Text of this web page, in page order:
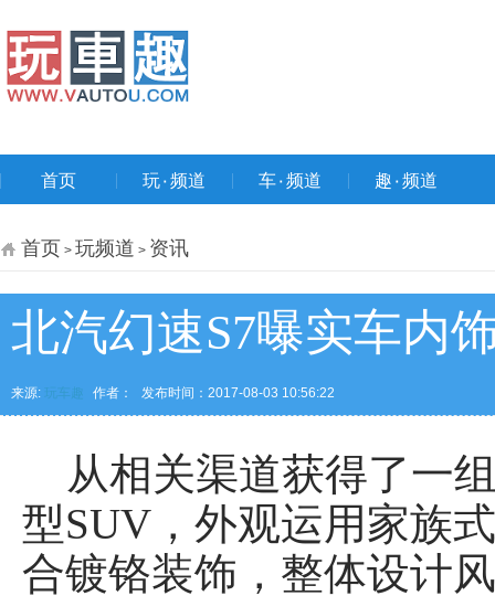
首页 玩۰频道 车۰频道 趣۰频道
首页 > 玩频道 > 资讯
北汽幻速S7曝实车内
来源: 玩车趣 作者： 发布时间：2017-08-03 10:56:22
从相关渠道获得了一
型SUV，外观运用家族
合镀铬装饰，整体设计